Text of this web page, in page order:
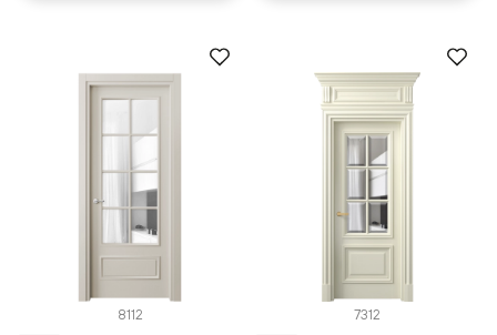
8112 7312